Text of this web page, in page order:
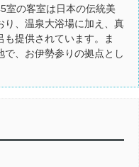
室の客室は日本の伝統美
り、温泉大浴場に加え、真
提供されています。ま
、お伊勢参りの拠点とし